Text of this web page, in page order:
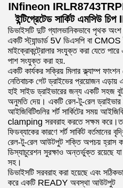
INfineon
ইন্টিগ্রেটেড সার্কিট এমসিউ
ডিভাইসটি দুটি গ্যালভানিকভাবে পৃথক
একটি স্ট্যান্ডার্ড 5V ডিএসপি বা
মাইক্রোকন্ট্রোলার সংযুক্ত করা যেতে
পাশ সংযুক্ত করা হয়.
একটি কার্যকর সক্রিয় মিলার ক্ল্যাম্প
নেতিবাচক গেট ড্রাইভের প্রয়োজন এড়ায়
হাই সাইড ড্রাইভারের জন্য একটি সহজ
অনুমতি দেয়। একটি রেল-টু-রেল ড্রাইভার
আইজিবিটিগুলির শর্ট সার্কিটের সময়
clamping সরবরাহ করতে সক্ষম করে।তাই
ফিডব্যাকের কারণে শর্ট সার্কিট
রেল-টু-রেল আউটপুট শক্তি অপচয় হ্রাস
ডিস্যাচুরেশন সুরক্ষাও অন্তর্ভুক্ত রয়েছে
সহ।
ডিভাইসটি সরবরাহ করা হয়েছে এবং
করে একটি READY অবস্থা আউটপুট